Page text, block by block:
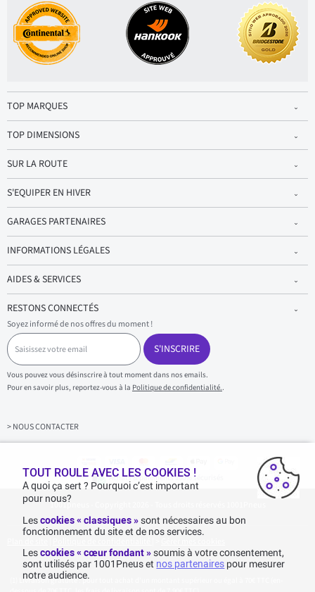
TOP MARQUES
TOP DIMENSIONS
SUR LA ROUTE
S'EQUIPER EN HIVER
GARAGES PARTENAIRES
INFORMATIONS LÉGALES
AIDES & SERVICES
RESTONS CONNECTÉS
Soyez informé de nos offres du moment !
S
a
i
s
i
s
z
v
S'INSCRIRE
Vous pouvez vous désinscrire à tout moment dans nos emails.
Pour en savoir plus, reportez-vous à la Politique de confidentialité..
> NOUS CONTACTER
Achats & paiements 100% sécurisés
1001pneus - Copyright 2026 - Tous droits réservés 1001Pneus
Livraison gratuite : pour tout achat d'un montant supérieur ou égal à 70€ TTC (en-
TOUT ROULE AVEC LES COOKIES !
A quoi ça sert ? Pourquoi c’est important
pour nous?
Lescookies « classiques »sont nécessaires au bon
fonctionnement du site et de nos services.
Lescookies « cœur fondant » soumis à votre consentement,
sont utilisés par 1001Pneus et nos partenaires pour mesurer
notre audience.